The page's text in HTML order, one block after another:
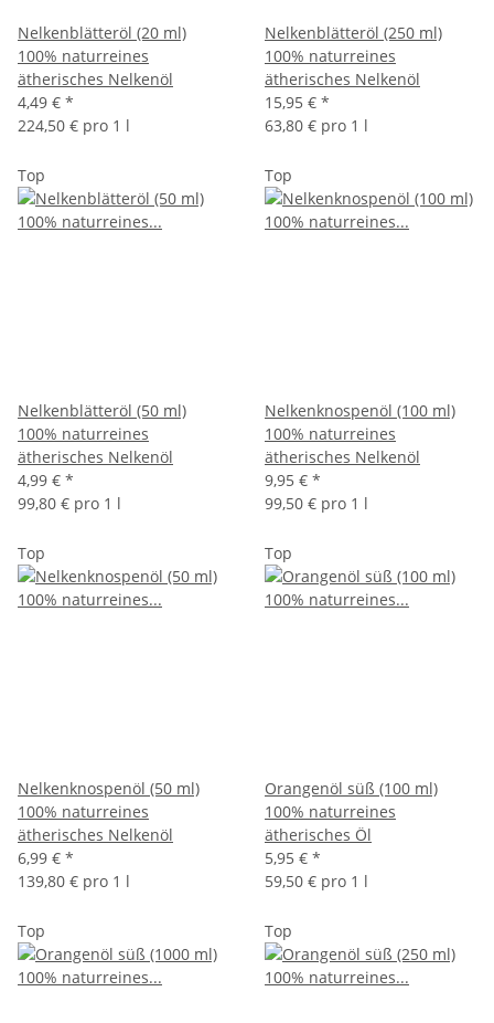
Nelkenblätteröl (20 ml)
100% naturreines
ätherisches Nelkenöl
4,49 € *
224,50 € pro 1 l
Nelkenblätteröl (250 ml)
100% naturreines
ätherisches Nelkenöl
15,95 € *
63,80 € pro 1 l
Top
Nelkenblätteröl (50 ml)
100% naturreines
ätherisches Nelkenöl
4,99 € *
99,80 € pro 1 l
Top
Nelkenknospenöl (100 ml)
100% naturreines
ätherisches Nelkenöl
9,95 € *
99,50 € pro 1 l
Top
Nelkenknospenöl (50 ml)
100% naturreines
ätherisches Nelkenöl
6,99 € *
139,80 € pro 1 l
Top
Orangenöl süß (100 ml)
100% naturreines
ätherisches Öl
5,95 € *
59,50 € pro 1 l
Top Top